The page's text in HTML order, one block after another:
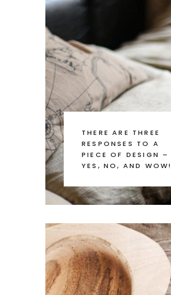
THERE ARE THREE
RESPONSES TO A
PIECE OF DESIGN –
YES, NO, AND WOW!